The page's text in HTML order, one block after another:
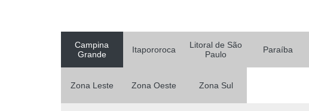
Campina
Grande
Itapororoca
Litoral de São
Paulo
Paraíba
Zona Leste Zona Oeste Zona Sul